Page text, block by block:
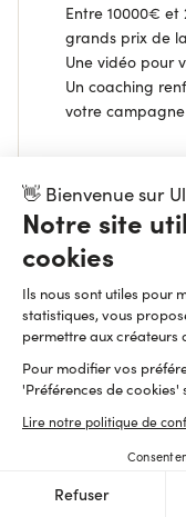
👋 Bienvenue sur
Notre site
cookies
Ils nous sont utiles pour
statistiques, vous
permettre aux
Pour modifier vos
'Préférences de
Lire notre politique de
Refuser
Entre 10000€
grands prix de
Une vidéo pour
Un coaching
votre